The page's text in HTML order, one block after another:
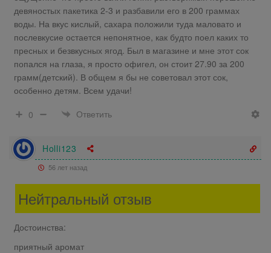
девяностых пакетика 2-3 и разбавили его в 200 граммах
воды. На вкус кислый, сахара положили туда маловато и
послевкусие остается непонятное, как будто поел каких то
пресных и безвкусных ягод. Был в магазине и мне этот сок
попался на глаза, я просто офигел, он стоит 27.90 за 200
грамм(детский). В общем я бы не советовал этот сок,
особенно детям. Всем удачи!
0
Ответить
Holli123
56 лет назад
Нейтральный отзыв
Достоинства:
приятный аромат